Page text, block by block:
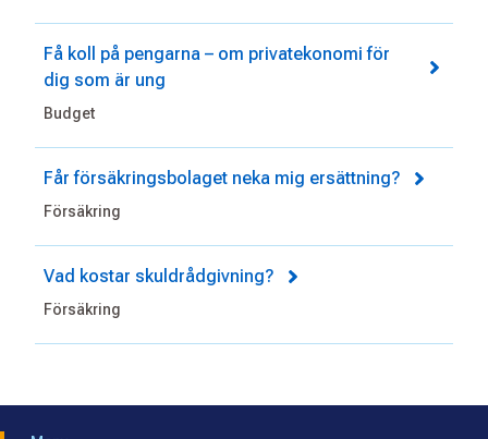
Få koll på pengarna – om privatekonomi för
dig som är ung
Budget
Får försäkringsbolaget neka mig ersättning?
Försäkring
Vad kostar skuldrådgivning?
Försäkring